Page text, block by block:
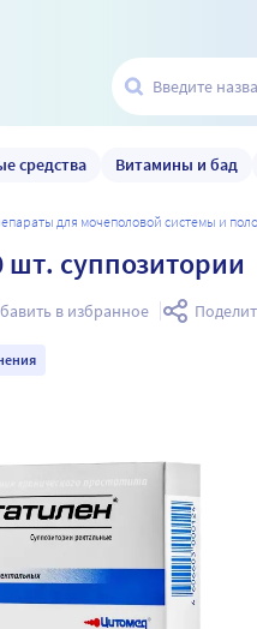
средства Витамины и бад
для мочеполовой системы и
шт. суппозитории
в избранное